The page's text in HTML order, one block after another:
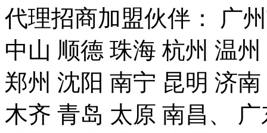
代理招商加盟伙伴： 广
中山 顺德 珠海 杭州 温
郑州 沈阳 南宁 昆明 济
木齐 青岛 太原 南昌、